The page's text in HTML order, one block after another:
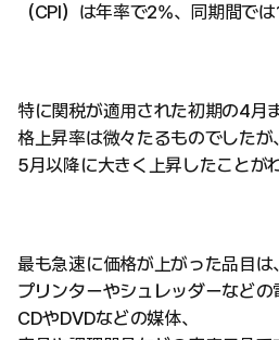
（CPI）は年率で2%、同期間では
特に関税が適用された初期の4月
格上昇率は微々たるものでしたが、
5月以降に大きく上昇したことが
最も急速に価格が上がった品目は
プリンターやシュレッダーなどの
CDやDVDなどの媒体、